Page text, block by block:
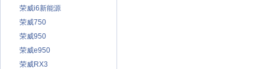
荣威i6新能源
荣威750
荣威950
荣威e950
荣威RX3